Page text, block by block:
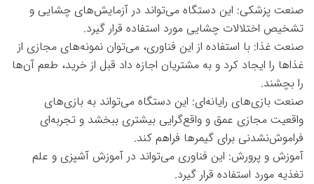
صنعت پزشکی: این دستگاه می‌تواند در آزمایش‌های چشایی و
تشخیص اختلالات چشایی مورد استفاده قرار گیرد.
صنعت غذا: با استفاده از این فناوری، می‌توان نمونه‌های مجازی از
غذاها را ایجاد کرد و به مشتریان اجازه داد قبل از خرید، طعم آن‌ها
را بچشند.
صنعت بازی‌های رایانه‌ای: این دستگاه می‌تواند به بازی‌های
واقعیت مجازی عمق و واقع‌گرایی بیشتری ببخشد و تجربه‌ای
فراموش‌نشدنی برای گیمرها فراهم کند.
آموزش و پرورش: این فناوری می‌تواند در آموزش آشپزی و علم
تغذیه مورد استفاده قرار گیرد.